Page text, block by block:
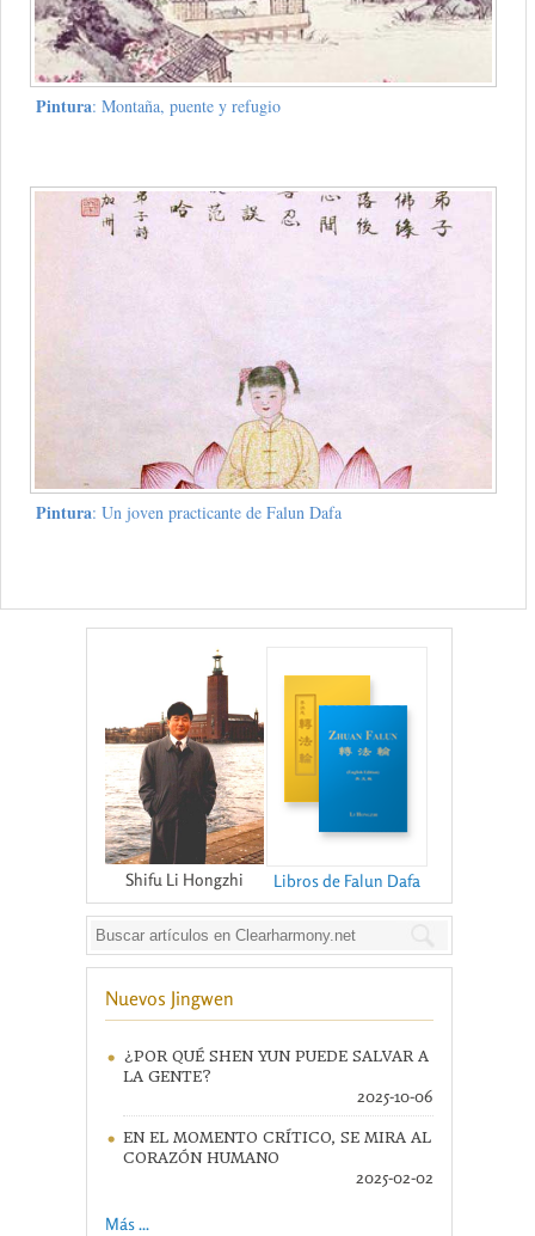
Pintura: Montaña, puente y refugio
Pintura: Un joven practicante de Falun Dafa
Shifu Li Hongzhi Libros de Falun Dafa
Nuevos Jingwen
¿POR QUÉ SHEN YUN PUEDE SALVAR A
LA GENTE?
2025-10-06
EN EL MOMENTO CRÍTICO, SE MIRA AL
CORAZÓN HUMANO
2025-02-02
Más ...